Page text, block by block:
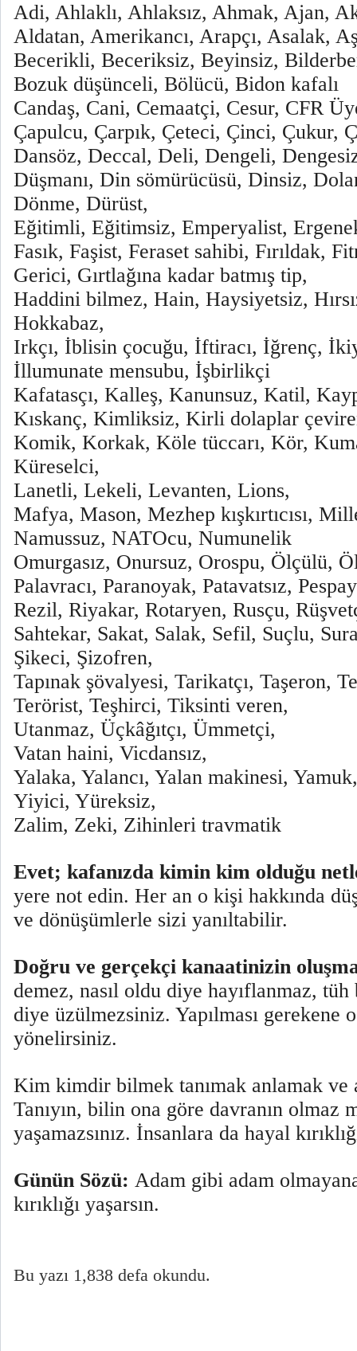
Adi, Ahlaklı, Ahlaksız, Ahmak, Ajan,
Aldatan, Amerikancı, Arapçı, Asalak,
Becerikli, Beceriksiz, Beyinsiz,
Bozuk düşünceli, Bölücü, Bidon kafalı
Candaş, Cani, Cemaatçi, Cesur, CFR
Çapulcu, Çarpık, Çeteci, Çinci, Çukur,
Dansöz, Deccal, Deli, Dengeli,
Düşmanı, Din sömürücüsü, Dinsiz,
Dönme, Dürüst,
Eğitimli, Eğitimsiz, Emperyalist,
Fasık, Faşist, Feraset sahibi, Fırıldak,
Gerici, Gırtlağına kadar batmış tip,
Haddini bilmez, Hain, Haysiyetsiz,
Hokkabaz,
Irkçı, İblisin çocuğu, İftiracı, İğrenç,
İllumunate mensubu, İşbirlikçi
Kafatasçı, Kalleş, Kanunsuz, Katil,
Kıskanç, Kimliksiz, Kirli dolaplar
Komik, Korkak, Köle tüccarı, Kör,
Küreselci,
Lanetli, Lekeli, Levanten, Lions,
Mafya, Mason, Mezhep kışkırtıcısı,
Namussuz, NATOcu, Numunelik
Omurgasız, Onursuz, Orospu, Ölçülü,
Palavracı, Paranoyak, Patavatsız,
Rezil, Riyakar, Rotaryen, Rusçu,
Sahtekar, Sakat, Salak, Sefil, Suçlu,
Şikeci, Şizofren,
Tapınak şövalyesi, Tarikatçı, Taşeron,
Terörist, Teşhirci, Tiksinti veren,
Utanmaz, Üçkâğıtçı, Ümmetçi,
Vatan haini, Vicdansız,
Yalaka, Yalancı, Yalan makinesi,
Yiyici, Yüreksiz,
Zalim, Zeki, Zihinleri travmatik
Evet; kafanızda kimin kim olduğu
yere not edin. Her an o kişi hakkında
ve dönüşümlerle sizi yanıltabilir.
Doğru ve gerçekçi kanaatinizin
demez, nasıl oldu diye hayıflanmaz, tüh
diye üzülmezsiniz. Yapılması gerekene
yönelirsiniz.
Kim kimdir bilmek tanımak anlamak ve
Tanıyın, bilin ona göre davranın olmaz
yaşamazsınız. İnsanlara da hayal
Günün Sözü: Adam gibi adam
kırıklığı yaşarsın.
Bu yazı 1,838 defa okundu.